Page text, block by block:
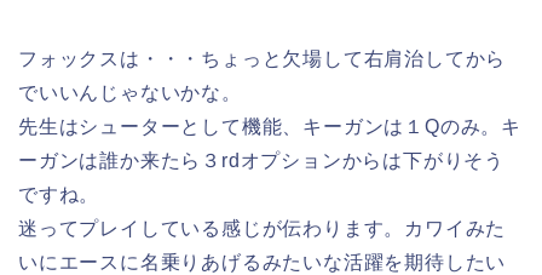
フォックスは・・・ちょっと欠場して右肩治してから
でいいんじゃないかな。
先生はシューターとして機能、キーガンは１Qのみ。キ
ーガンは誰か来たら３rdオプションからは下がりそう
ですね。
迷ってプレイしている感じが伝わります。カワイみた
いにエースに名乗りあげるみたいな活躍を期待したい